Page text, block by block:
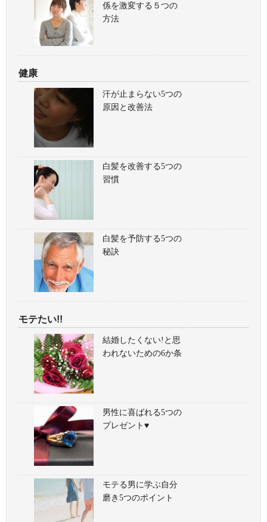
係を激変する５つの
方法
健康
汗が止まらない5つの
原因と改善法
白髪を改善する5つの
習慣
白髪を予防する5つの
秘訣
モテたい!!
結婚したくない!と思
われないための6か条
男性に喜ばれる5つの
プレゼント♥
モテる男に学ぶ自分
磨き5つのポイント